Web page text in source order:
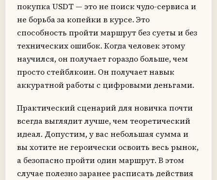
покупка USDT — это не поиск чудо-сервиса и
не борьба за копейки в курсе. Это
способность пройти маршрут без суеты и без
технических ошибок. Когда человек этому
научился, он получает гораздо больше, чем
просто стейблкоин. Он получает навык
аккуратной работы с цифровыми деньгами.
Практический сценарий для новичка почти
всегда выглядит лучше, чем теоретический
идеал. Допустим, у вас небольшая сумма и
вы хотите не героически освоить весь рынок,
а безопасно пройти один маршрут. В этом
случае полезно заранее расписать действия